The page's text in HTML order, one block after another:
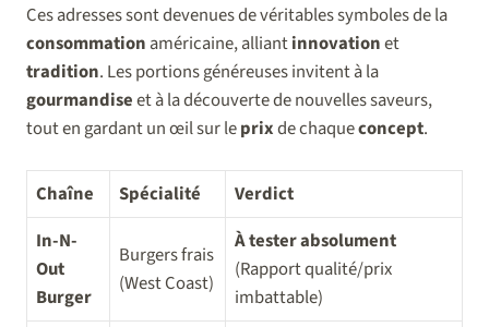
Ces adresses sont devenues de véritables symboles de la
consommation américaine, alliantinnovationet
tradition. Les portions généreuses invitent à la
gourmandiseet à la découverte de nouvelles saveurs,
tout en gardant un œil sur leprixde chaqueconcept.
Chaîne Spécialité
Verdict
In-N-
Out
Burger
Burgers frais
(West Coast)
À tester absolument
(Rapport qualité/prix
imbattable)